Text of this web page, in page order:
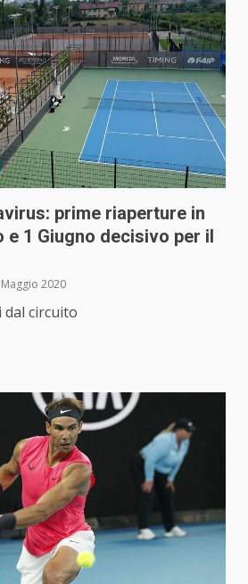
prime riaperture in
e 1 Giugno decisivo per il
2020
circuito